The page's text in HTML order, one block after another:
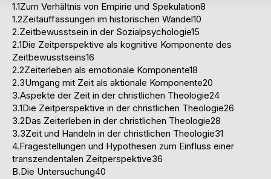
1.1Zum Verhältnis von Empirie und Spekulation8
1.2Zeitauffassungen im historischen Wandel10
2.Zeitbewusstsein in der Sozialpsychologie15
2.1Die Zeitperspektive als kognitive Komponente des
Zeitbewusstseins16
2.2Zeiterleben als emotionale Komponente18
2.3Umgang mit Zeit als aktionale Komponente20
3.Aspekte der Zeit in der christlichen Theologie24
3.1Die Zeitperspektive in der christlichen Theologie26
3.2Das Zeiterleben in der christlichen Theologie28
3.3Zeit und Handeln in der christlichen Theologie31
4.Fragestellungen und Hypothesen zum Einfluss einer
transzendentalen Zeitperspektive36
B.Die Untersuchung40